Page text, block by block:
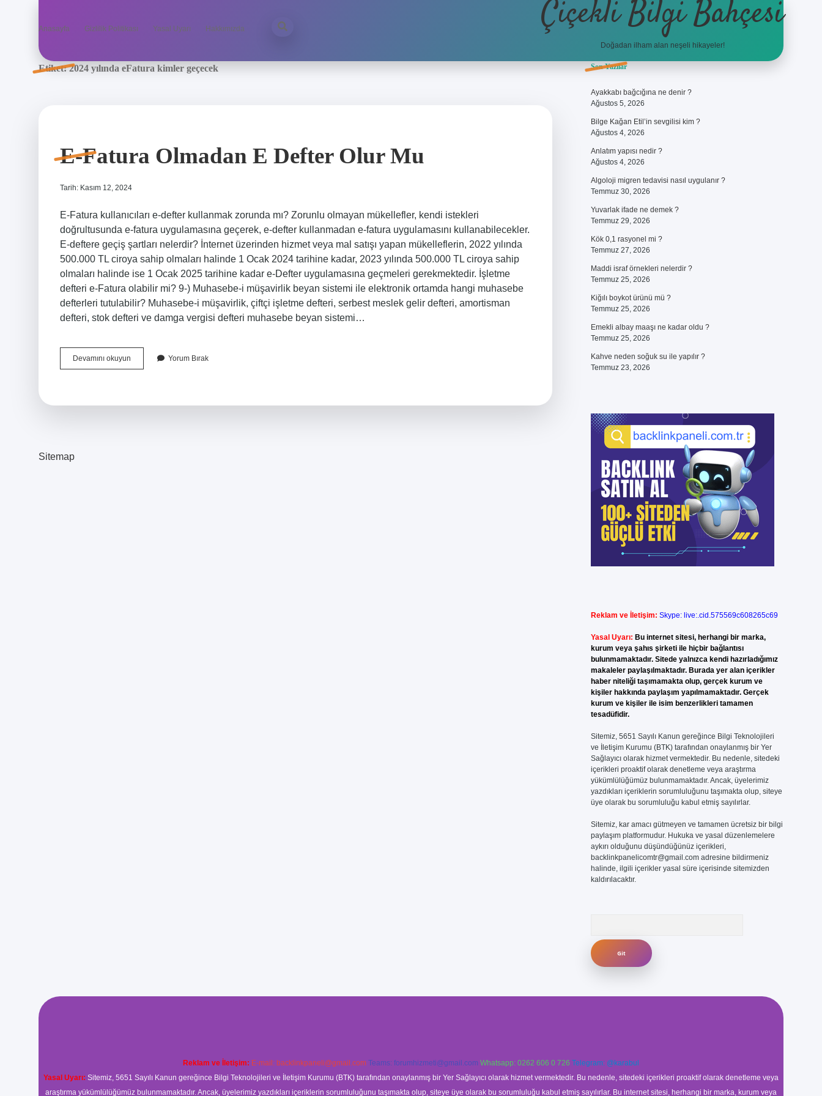
Anasayfa Gizlilik Politikası Yasal Uyarı Hakkımızda Çiçekli Bilgi Bahçesi
Doğadan ilham alan neşeli hikayeler!
Etiket:2024 yılında eFatura kimler geçecek
E-Fatura Olmadan E Defter Olur Mu
Tarih: Kasım 12, 2024
E-Fatura kullanıcıları e-defter kullanmak zorunda mı? Zorunlu olmayan mükellefler, kendi istekleri
doğrultusunda e-fatura uygulamasına geçerek, e-defter kullanmadan e-fatura uygulamasını kullanabilecekler.
E-deftere geçiş şartları nelerdir? İnternet üzerinden hizmet veya mal satışı yapan mükelleflerin, 2022 yılında
500.000 TL ciroya sahip olmaları halinde 1 Ocak 2024 tarihine kadar, 2023 yılında 500.000 TL ciroya sahip
olmaları halinde ise 1 Ocak 2025 tarihine kadar e-Defter uygulamasına geçmeleri gerekmektedir. İşletme
defteri e-Fatura olabilir mi? 9-) Muhasebe-i müşavirlik beyan sistemi ile elektronik ortamda hangi muhasebe
defterleri tutulabilir? Muhasebe-i müşavirlik, çiftçi işletme defteri, serbest meslek gelir defteri, amortisman
defteri, stok defteri ve damga vergisi defteri muhasebe beyan sistemi…
Devamını okuyun
Fatura
Yorum Bırak
Sitemap
Sidebar
Son Yazılar
Ayakkabı bağcığına ne denir ?
Ağustos 5, 2026
Bilge Kağan Etil’in sevgilisi kim ?
Ağustos 4, 2026
Anlatım yapısı nedir ?
Ağustos 4, 2026
Algoloji migren tedavisi nasıl uygulanır ?
Temmuz 30, 2026
Yuvarlak ifade ne demek ?
Temmuz 29, 2026
Kök 0,1 rasyonel mi ?
Temmuz 27, 2026
Maddi israf örnekleri nelerdir ?
Temmuz 25, 2026
Kiğılı boykot ürünü mü ?
Temmuz 25, 2026
Emekli albay maaşı ne kadar oldu ?
Temmuz 25, 2026
Kahve neden soğuk su ile yapılır ?
Temmuz 23, 2026
Reklam ve İletişim: Skype: live:.cid.575569c608265c69
Yasal Uyarı: Bu internet sitesi, herhangi bir marka,
kurum veya şahıs şirketi ile hiçbir bağlantısı
bulunmamaktadır. Sitede yalnızca kendi hazırladığımız
makaleler paylaşılmaktadır. Burada yer alan içerikler
haber niteliği taşımamakta olup, gerçek kurum ve
kişiler hakkında paylaşım yapılmamaktadır. Gerçek
kurum ve kişiler ile isim benzerlikleri tamamen
tesadüfidir.
Sitemiz, 5651 Sayılı Kanun gereğince Bilgi Teknolojileri
ve İletişim Kurumu (BTK) tarafından onaylanmış bir Yer
Sağlayıcı olarak hizmet vermektedir. Bu nedenle, sitedeki
içerikleri proaktif olarak denetleme veya araştırma
yükümlülüğümüz bulunmamaktadır. Ancak, üyelerimiz
yazdıkları içeriklerin sorumluluğunu taşımakta olup, siteye
üye olarak bu sorumluluğu kabul etmiş sayılırlar.
Sitemiz, kar amacı gütmeyen ve tamamen ücretsiz bir bilgi
paylaşım platformudur. Hukuka ve yasal düzenlemelere
aykırı olduğunu düşündüğünüz içerikleri,
backlinkpanelicomtr@gmail.comadresine bildirmeniz
halinde, ilgili içerikler yasal süre içerisinde sitemizden
kaldırılacaktır.
Reklam ve İletişim: E-mail: backlinkpaneli@gmail.com Teams: forumhizmeti@gmail.com Whatsapp: 0262 606 0 726 Telegram: @karabul
Yasal Uyarı: Sitemiz, 5651 Sayılı Kanun gereğince Bilgi Teknolojileri ve İletişim Kurumu (BTK) tarafından onaylanmış bir Yer Sağlayıcı olarak hizmet vermektedir. Bu nedenle, sitedeki içerikleri proaktif olarak denetleme veya
araştırma yükümlülüğümüz bulunmamaktadır. Ancak, üyelerimiz yazdıkları içeriklerin sorumluluğunu taşımakta olup, siteye üye olarak bu sorumluluğu kabul etmiş sayılırlar. Bu internet sitesi, herhangi bir marka, kurum veya